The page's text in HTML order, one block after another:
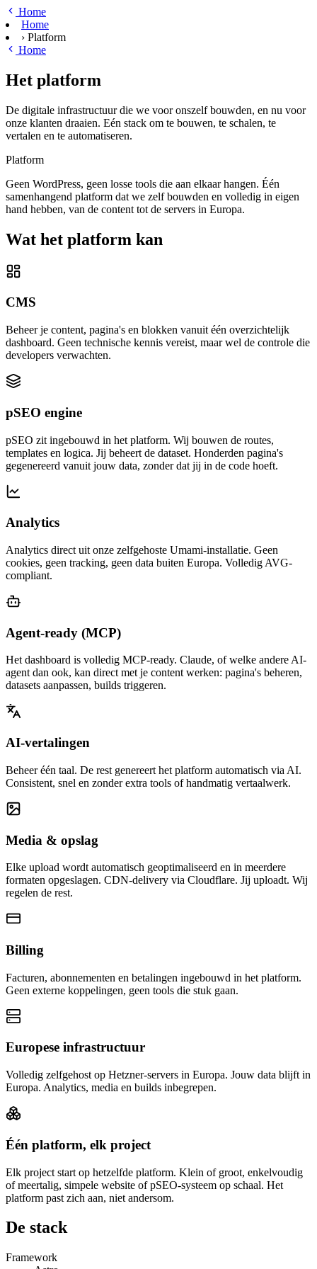
Ga naar hoofdinhoud
Home
Home
› Platform
Home
Het platform
De digitale infrastructuur die we voor onszelf bouwden, en nu voor
onze klanten draaien. Eén stack om te bouwen, te schalen, te
vertalen en te automatiseren.
Platform
Geen WordPress, geen losse tools die aan elkaar hangen. Één
samenhangend platform dat we zelf bouwden en volledig in eigen
hand hebben, van de content tot de servers in Europa.
Wat het platform kan
CMS
Beheer je content, pagina's en blokken vanuit één overzichtelijk
dashboard. Geen technische kennis vereist, maar wel de controle die
developers verwachten.
pSEO engine
pSEO zit ingebouwd in het platform. Wij bouwen de routes,
templates en logica. Jij beheert de dataset. Honderden pagina's
gegenereerd vanuit jouw data, zonder dat jij in de code hoeft.
Analytics
Analytics direct uit onze zelfgehoste Umami-installatie. Geen
cookies, geen tracking, geen data buiten Europa. Volledig AVG-
compliant.
Agent-ready (MCP)
Het dashboard is volledig MCP-ready. Claude, of welke andere AI-
agent dan ook, kan direct met je content werken: pagina's beheren,
datasets aanpassen, builds triggeren.
AI-vertalingen
Beheer één taal. De rest genereert het platform automatisch via AI.
Consistent, snel en zonder extra tools of handmatig vertaalwerk.
Media & opslag
Elke upload wordt automatisch geoptimaliseerd en in meerdere
formaten opgeslagen. CDN-delivery via Cloudflare. Jij uploadt. Wij
regelen de rest.
Billing
Facturen, abonnementen en betalingen ingebouwd in het platform.
Geen externe koppelingen, geen tools die stuk gaan.
Europese infrastructuur
Volledig zelfgehost op Hetzner-servers in Europa. Jouw data blijft in
Europa. Analytics, media en builds inbegrepen.
Één platform, elk project
Elk project start op hetzelfde platform. Klein of groot, enkelvoudig
of meertalig, simpele website of pSEO-systeem op schaal. Het
platform past zich aan, niet andersom.
De stack
Framework